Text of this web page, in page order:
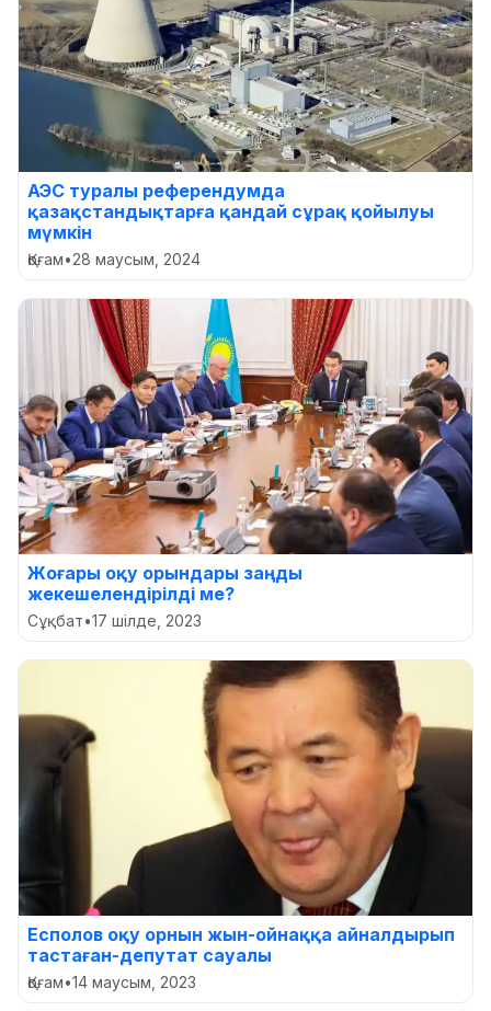
АЭС туралы референдумда
қазақстандықтарға қандай сұрақ қойылуы
мүмкін
Қоғам•28 маусым, 2024
Жоғары оқу орындары заңды
жекешелендірілді ме?
Сұқбат•17 шілде, 2023
Есполов оқу орнын жын-ойнаққа айналдырып
тастаған-депутат сауалы
Қоғам•14 маусым, 2023